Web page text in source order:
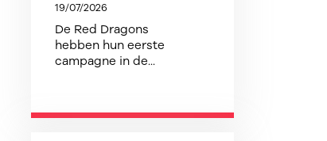
19/07/2026
De Red Dragons
hebben hun eerste
campagne in de...